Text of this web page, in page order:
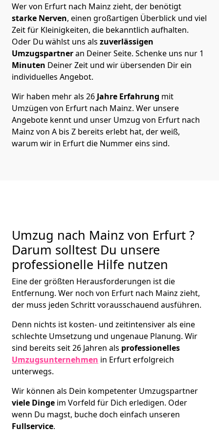
Wer von Erfurt nach Mainz zieht, der benötigt
starke Nerven, einen großartigen Überblick und viel
Zeit für Kleinigkeiten, die bekanntlich aufhalten.
Oder Du wählst uns als zuverlässigen
Umzugspartneran Deiner Seite. Schenke uns nur 1
Minuten Deiner Zeit und wir übersenden Dir ein
individuelles Angebot.
Wir haben mehr als 26 Jahre Erfahrung mit
Umzügen von Erfurt nach Mainz. Wer unsere
Angebote kennt und unser Umzug von Erfurt nach
Mainz von A bis Z bereits erlebt hat, der weiß,
warum wir in Erfurt die Nummer eins sind.
Umzug nach Mainz von Erfurt ?
Darum solltest Du unsere
professionelle Hilfe nutzen
Eine der größten Herausforderungen ist die
Entfernung. Wer noch von Erfurt nach Mainz zieht,
der muss jeden Schritt vorausschauend ausführen.
Denn nichts ist kosten- und zeitintensiver als eine
schlechte Umsetzung und ungenaue Planung. Wir
sind bereits seit 26 Jahren als professionelles
Umzugsunternehmen in Erfurt erfolgreich
unterwegs.
Wir können als Dein kompetenter Umzugspartner
viele Dinge im Vorfeld für Dich erledigen. Oder
wenn Du magst, buche doch einfach unseren
Fullservice.